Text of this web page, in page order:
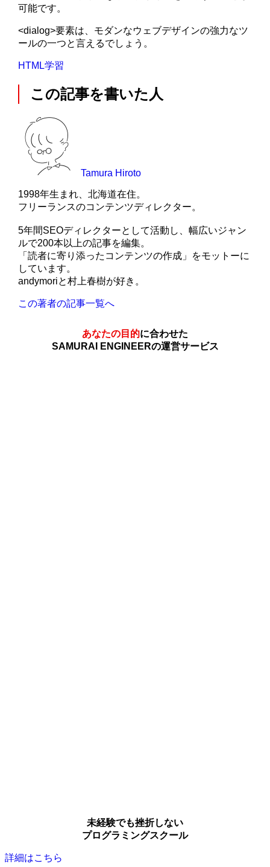
可能です。
<dialog>要素は、モダンなウェブデザインの強力なツ
ールの一つと言えるでしょう。
HTML学習
この記事を書いた人
Tamura Hiroto
1998年生まれ、北海道在住。
フリーランスのコンテンツディレクター。
5年間SEOディレクターとして活動し、幅広いジャン
ルで200本以上の記事を編集。
「読者に寄り添ったコンテンツの作成」をモットーに
しています。
andymoriと村上春樹が好き。
この著者の記事一覧へ
あなたの目的に合わせた
SAMURAI ENGINEERの運営サービス
未経験でも挫折しない
プログラミングスクール
詳細はこちら